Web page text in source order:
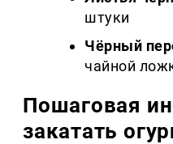
штуки
Чёрный
чайной
Пошаговая
закатать